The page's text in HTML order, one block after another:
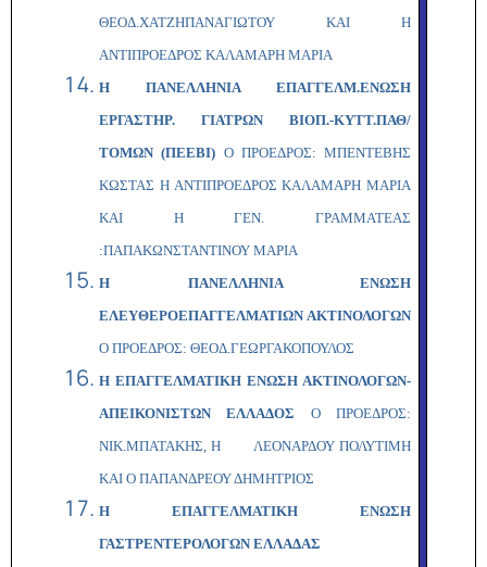
ΘΕΟΔ.ΧΑΤΖΗΠΑΝΑΓΙΩΤΟΥ ΚΑΙ Η
ΑΝΤΙΠΡΟΕΔΡΟΣ ΚΑΛΑΜΑΡΗ ΜΑΡΙΑ
Η ΠΑΝΕΛΛΗΝΙΑ ΕΠΑΓΓΕΛΜ.ΕΝΩΣΗ
ΕΡΓΑΣΤΗΡ. ΓΙΑΤΡΩΝ ΒΙΟΠ.-ΚΥΤΤ.ΠΑΘ/
ΤΟΜΩΝ (ΠΕΕΒΙ) Ο ΠΡΟΕΔΡΟΣ: ΜΠΕΝΤΕΒΗΣ
ΚΩΣΤΑΣ Η ΑΝΤΙΠΡΟΕΔΡΟΣ ΚΑΛΑΜΑΡΗ ΜΑΡΙΑ
ΚΑΙ Η ΓΕΝ. ΓΡΑΜΜΑΤΕΑΣ
:ΠΑΠΑΚΩΝΣΤΑΝΤΙΝΟΥ ΜΑΡΙΑ
Η ΠΑΝΕΛΛΗΝΙΑ ΕΝΩΣΗ
ΕΛΕΥΘΕΡΟΕΠΑΓΓΕΛΜΑΤΙΩΝ ΑΚΤΙΝΟΛΟΓΩΝ
Ο ΠΡΟΕΔΡΟΣ: ΘΕΟΔ.ΓΕΩΡΓΑΚΟΠΟΥΛΟΣ
Η ΕΠΑΓΓΕΛΜΑΤΙΚΗ ΕΝΩΣΗ ΑΚΤΙΝΟΛΟΓΩΝ-
ΑΠΕΙΚΟΝΙΣΤΩΝ ΕΛΛΑΔΟΣ Ο
ΠΡΟΕΔΡΟΣ:
ΝΙΚ.ΜΠΑΤΑΚΗΣ, Η ΛΕΟΝΑΡΔΟΥ ΠΟΛΥΤΙΜΗ
ΚΑΙ Ο ΠΑΠΑΝΔΡΕΟΥ ΔΗΜΗΤΡΙΟΣ
Η ΕΠΑΓΓΕΛΜΑΤΙΚΗ ΕΝΩΣΗ
ΓΑΣΤΡΕΝΤΕΡΟΛΟΓΩΝ ΕΛΛΑΔΑΣ